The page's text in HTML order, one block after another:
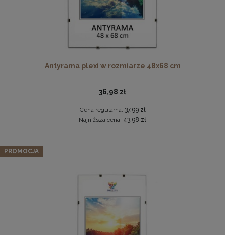
DO KOSZYKA
Zestaw 3 szt. ramek na zdjęcia 15 x 23 cm białych, z
66,97 zł
Cena regularna:
Najniższa cena:
70,49 zł
DO KOSZYKA
Antyrama plexi w rozmiarze 48x68 cm
36,98 zł
Cena regularna:37,99 zł
Najniższa cena: 43,98 zł
PROMOCJA